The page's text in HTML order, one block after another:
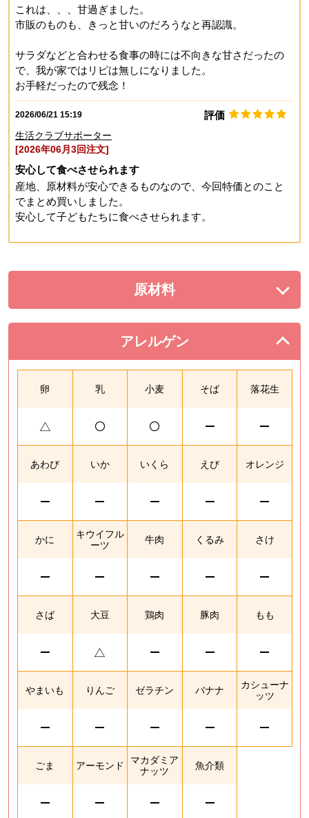
これは、、、甘過ぎました。
市販のものも、きっと甘いのだろうなと再認識。
サラダなどと合わせる食事の時には不向きな甘さだったの
で、我が家ではリピは無しになりました。
お手軽だったので残念！
2026/06/21 15:19 評価
生活クラブサポーター
[2026年06月3回注文]
安心して食べさせられます
産地、原材料が安心できるものなので、今回特価とのこと
でまとめ買いしました。
安心して子どもたちに食べさせられます。
原材料を展開する。
アレルゲン
を閉じる。
卵 乳 小麦 そば 落花生
あわび いか いくら えび オレンジ
かに
キウイフル
ーツ
牛肉 くるみ さけ
さば 大豆 鶏肉 豚肉 もも
やまいも りんご ゼラチン バナナ
カシューナ
ッツ
ごま アーモンド
マカダミア
ナッツ
魚介類